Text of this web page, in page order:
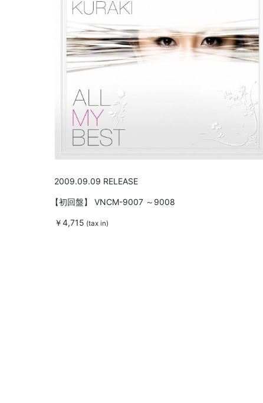
2009.09.09 RELEASE
【初回盤】 VNCM-9007 ～9008
￥4,715 (tax in)